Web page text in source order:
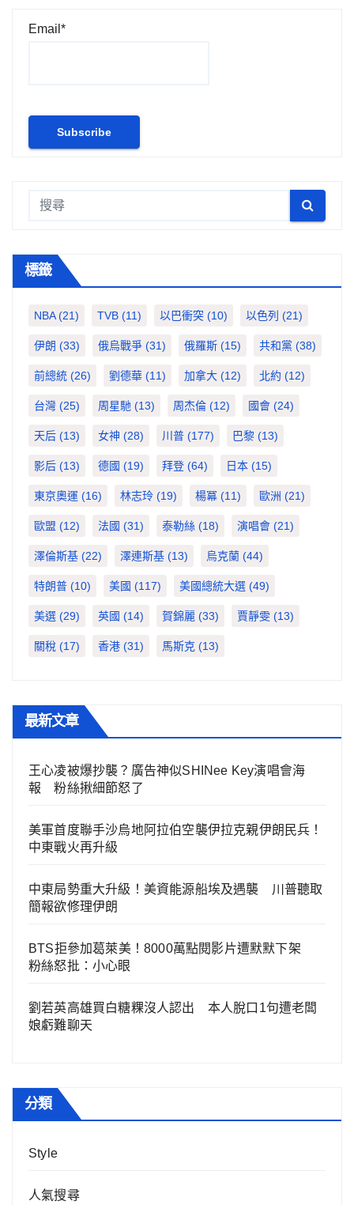
Email*
標籤
NBA(21) TVB (11) 以巴衝突 (10) 以色列 (21)
伊朗 (33) 俄烏戰爭 (31) 俄羅斯 (15) 共和黨 (38)
前總統 (26) 劉德華 (11) 加拿大 (12) 北約 (12)
台灣 (25) 周星馳 (13) 周杰倫 (12) 國會 (24)
天后 (13) 女神 (28) 川普 (177) 巴黎 (13)
影后 (13) 德國 (19) 拜登 (64) 日本 (15)
東京奧運 (16) 林志玲 (19) 楊冪 (11) 歐洲 (21)
歐盟 (12) 法國 (31) 泰勒絲 (18) 演唱會 (21)
澤倫斯基 (22) 澤連斯基 (13) 烏克蘭 (44)
特朗普 (10) 美國 (117) 美國總統大選 (49)
美選 (29) 英國 (14) 賀錦麗 (33) 賈靜雯 (13)
關稅 (17) 香港 (31) 馬斯克 (13)
最新文章
王心凌被爆抄襲？廣告神似SHINee Key演唱會海
報 粉絲揪細節怒了
美軍首度聯手沙烏地阿拉伯空襲伊拉克親伊朗民兵！
中東戰火再升級
中東局勢重大升級！美資能源船埃及遇襲 川普聽取
簡報欲修理伊朗
BTS拒參加葛萊美！8000萬點閱影片遭默默下架
粉絲怒批：小心眼
劉若英高雄買白糖粿沒人認出 本人脫口1句遭老闆
娘虧難聊天
分類
Style
人氣搜尋